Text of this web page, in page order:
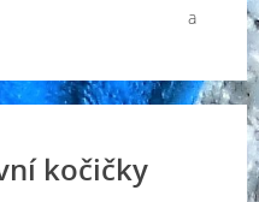
a
kočičky